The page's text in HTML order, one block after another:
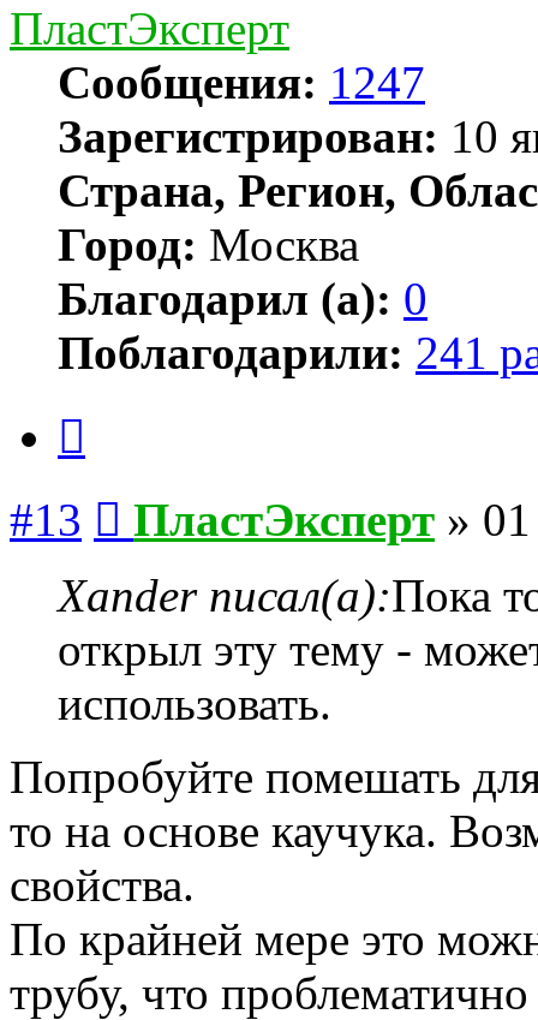
ПластЭксперт
Сообщения: 1247
Зарегистрирован: 10
Страна, Регион,
Город: Москва
Благодарил (а): 0
Поблагодарили: 241
#13 ПластЭксперт »
Xander писал(а):Пока
открыл эту тему -
использовать.
Попробуйте помешать
то на основе каучука.
свойства.
По крайней мере это
трубу, что